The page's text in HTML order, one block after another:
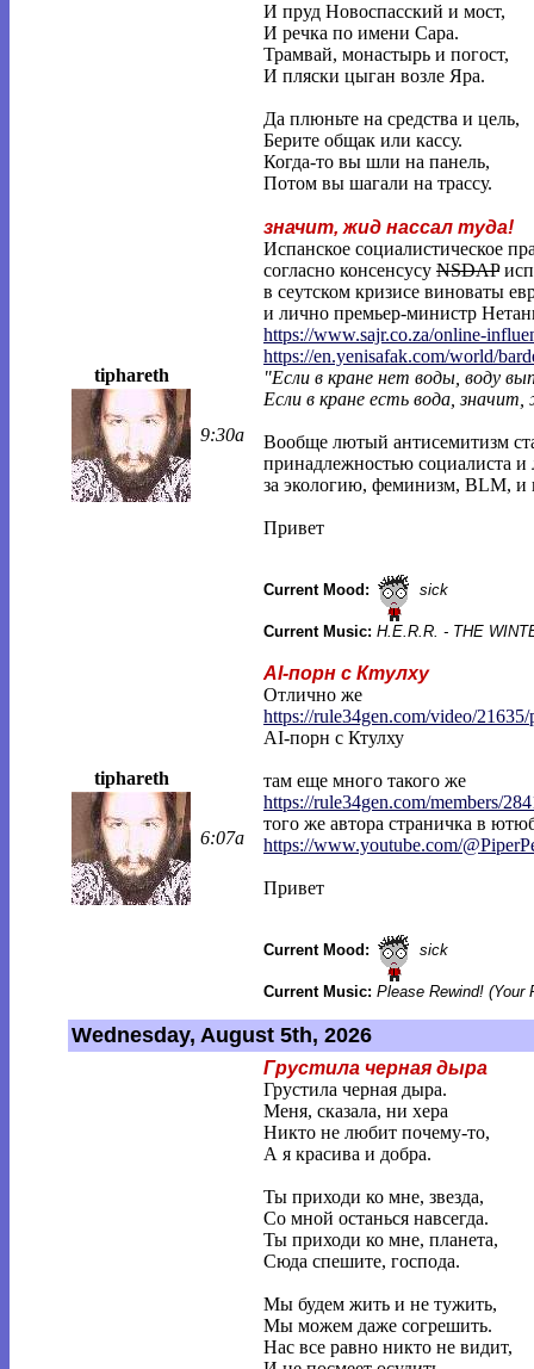
И пруд Новоспасский и мост,
И речка по имени Сара.
Трамвай, монастырь и погост,
И пляски цыган возле Яра.
Да плюньте на средства и цель,
Берите общак или кассу.
Когда-то вы шли на панель,
Потом вы шагали на трассу.
tiphareth
9:30a
значит, жид нассал туда!
Испанское социалистическое
согласно консенсусу NSDAP
в сеутском кризисе виноваты
и лично премьер-министр
https://www.sajr.co.za/online-
https://en.yenisafak.com/world/
"Если в кране нет воды, воду
Если в кране есть вода,
Вообще лютый антисемитизм
принадлежностью социалиста и
за экологию, феминизм, BLM, и
Привет
Current Mood: sick
Current Music: H.E.R.R. - THE
tiphareth
6:07a
AI-порн с Ктулху
Отлично же
https://rule34gen.com/video/21635/
AI-порн с Ктулху
там еще много такого же
https://rule34gen.com/members/
того же автора страничка в
https://www.youtube.com/
Привет
Current Mood: sick
Current Music: Please Rewind! (Your
Wednesday, August 5th, 2026
Грустила черная дыра
Грустила черная дыра.
Меня, сказала, ни хера
Никто не любит почему-то,
А я красива и добра.
Ты приходи ко мне, звезда,
Со мной останься навсегда.
Ты приходи ко мне, планета,
Сюда спешите, господа.
Мы будем жить и не тужить,
Мы можем даже согрешить.
Нас все равно никто не видит,